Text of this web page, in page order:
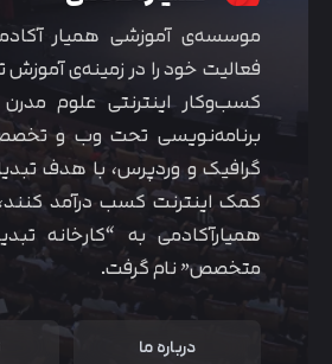
فعالیت خود را در زمینه‌ی آموزش
کسب‌و‌کار اینترنتی علوم
برنامه‌نویسی تحت وب و
گرافیک و وردپرس، با هدف
کمک اینترنت کسب درآمد
همیارآکادمی به “کارخانه
متخصص” نام گرفت.
درباره ما